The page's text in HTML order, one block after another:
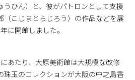
うひん）と、彼がパトロンとして支援
（こじまとらじろう）の作品などを展
に開館しました。
あたり、大原美術館は大規模な改修
珠玉のコレクションが大阪の中之島香